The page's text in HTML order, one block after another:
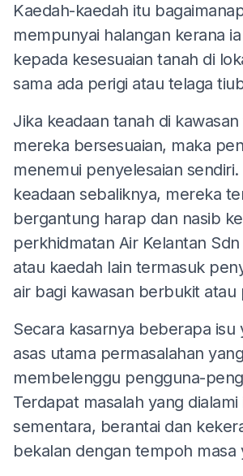
Kaedah-kaedah itu
mempunyai halangan kerana
kepada kesesuaian tanah di
sama ada perigi atau telaga
Jika keadaan tanah di
mereka bersesuaian, maka
menemui penyelesaian
keadaan sebaliknya, mereka
bergantung harap dan nasib
perkhidmatan Air Kelantan Sdn
atau kaedah lain termasuk
air bagi kawasan berbukit atau
Secara kasarnya beberapa isu
asas utama permasalahan
membelenggu pengguna-
Terdapat masalah yang
sementara, berantai dan
bekalan dengan tempoh masa